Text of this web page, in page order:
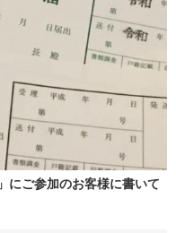
にご参加のお客様に書いて